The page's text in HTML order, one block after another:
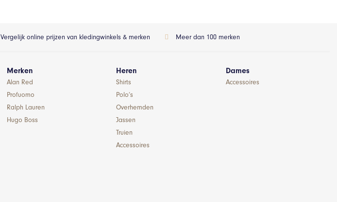
Vergelijk online prijzen van kledingwinkels & merken Meer dan 100 merken
Merken
Alan Red
Profuomo
Ralph Lauren
Hugo Boss
Heren
Shirts
Polo’s
Overhemden
Jassen
Truien
Accessoires
Dames
Accessoires